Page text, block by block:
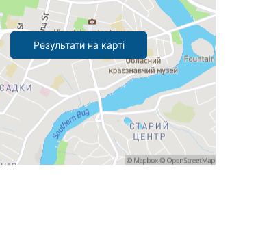
Результати на карті